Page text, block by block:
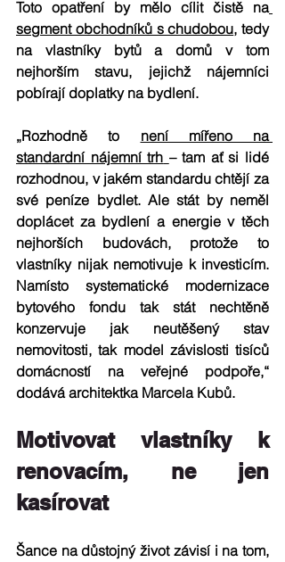
Toto opatření by mělo cílit čistě na
segment obchodníků s chudobou, tedy
na vlastníky bytů a domů v tom
nejhorším stavu, jejichž nájemníci
pobírají doplatky na bydlení.
„Rozhodně to není mířeno na
standardní nájemní trh – tam ať si lidé
rozhodnou, v jakém standardu chtějí za
své peníze bydlet. Ale stát by neměl
doplácet za bydlení a energie v těch
nejhorších budovách, protože to
vlastníky nijak nemotivuje k investicím.
Namísto systematické modernizace
bytového fondu tak stát nechtěně
konzervuje jak neutěšený stav
nemovitosti, tak model závislosti tisíců
domácností na veřejné podpoře,“
dodává architektka Marcela Kubů.
Motivovat vlastníky k
renovacím, ne jen
kasírovat
Šance na důstojný život závisí i na tom,